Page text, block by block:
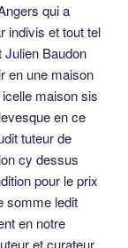
qui a
indivis et tout tel
Julien Baudon
en une maison
maison sis
en ce
tuteur de
cy dessus
pour le prix
somme ledit
en notre
et curateur